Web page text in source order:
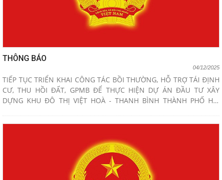
THÔNG BÁO
04/12/2025
TIẾP TỤC TRIỂN KHAI CÔNG TÁC BỒI THƯỜNG, HỖ TRỢ TÁI ĐỊNH
CƯ, THU HỒI ĐẤT, GPMB ĐỂ THỰC HIỆN DỰ ÁN ĐẦU TƯ XÂY
DỰNG KHU ĐÔ THỊ VIỆT HOÀ - THANH BÌNH THÀNH PHỐ HẢI